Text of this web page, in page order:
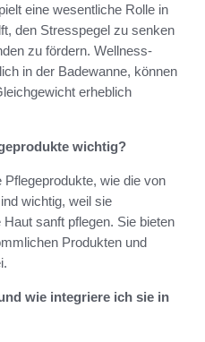
eine wesentliche Rolle in
den Stresspegel zu senken
zu fördern. Wellness-
in der Badewanne, können
erheblich
wichtig?
wie die von
wichtig, weil sie
sanft pflegen. Sie bieten
Produkten und
wie integriere ich sie in